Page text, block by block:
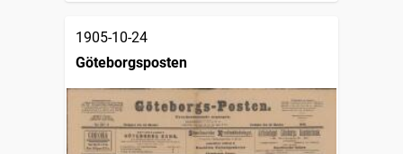
1905-10-24
Göteborgsposten